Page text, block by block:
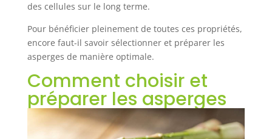
des cellules sur le long terme.
Pour bénéficier pleinement de toutes ces propriétés,
encore faut-il savoir sélectionner et préparer les
asperges de manière optimale.
Comment choisir et
préparer les asperges